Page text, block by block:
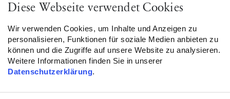
Diese Webseite verwendet Cookies
Wir verwenden Cookies, um Inhalte und Anzeigen zu
personalisieren, Funktionen für soziale Medien anbieten zu
können und die Zugriffe auf unsere Website zu analysieren.
Weitere Informationen finden Sie in unserer
Datenschutzerklärung
beteiligten Organisationen und Institutionen? Wie
gestaltet werden? Und vor allem, wie ist sie unter
der Berücksichtigung der rechtlichen
Rahmenbedingungen realisierbar?